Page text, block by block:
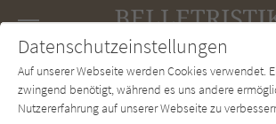
SUCHE Forum Charts
Datenschutzeinstellungen
Auf unserer Webseite werden Cookies verwendet.
zwingend benötigt, während es uns andere
Nutzererfahrung auf unserer Webseite zu